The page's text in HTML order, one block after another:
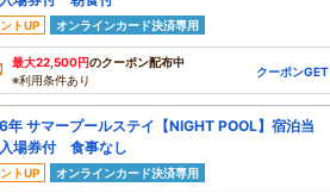
トUP オンラインカード決済専用
最大22,500円のクーポン配布中
※利用条件あり
クーポンGET
サマープールステイ【NIGHT POOL】宿泊当
場券付 食事なし
トUP オンラインカード決済専用